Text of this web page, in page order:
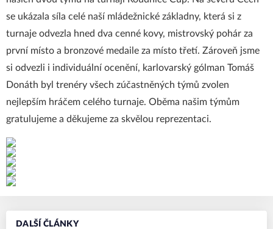
DALŠÍ ČLÁNKY
se ukázala síla celé naší mládežnické základny, která si z
turnaje odvezla hned dva cenné kovy, mistrovský pohár za
první místo a bronzové medaile za místo třetí. Zároveň jsme
si odvezli i individuální ocenění, karlovarský gólman Tomáš
Donáth byl trenéry všech zúčastněných týmů zvolen
nejlepším hráčem celého turnaje. Oběma našim týmům
gratulujeme a děkujeme za skvělou reprezentaci.